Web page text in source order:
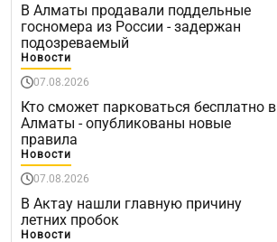
В Алматы продавали поддельные
госномера из России - задержан
подозреваемый
Новости
07.08.2026
Кто сможет парковаться бесплатно в
Алматы - опубликованы новые
правила
Новости
07.08.2026
В Актау нашли главную причину
летних пробок
Новости